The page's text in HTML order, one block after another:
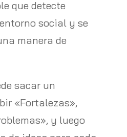
que detecte
social y se
manera de
sacar un
«Fortalezas»,
y luego